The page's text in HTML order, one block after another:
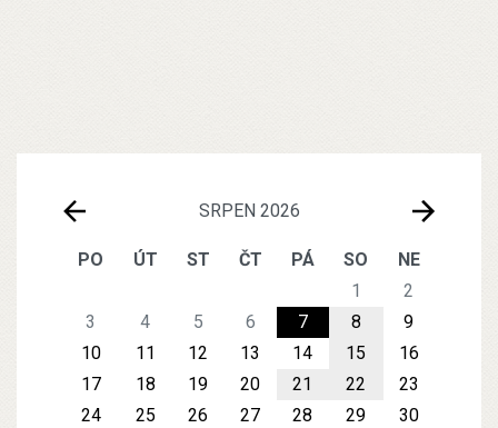
SRPEN 2026
PO ÚT ST ČT PÁ SO
NE
1
2
3
4 5 6 7 8
9
10
11 12 13 14 15
16
17
18 19 20 21 22
23
24
25 26 27 28 29
30